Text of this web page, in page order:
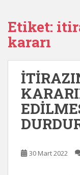
Etiket:
kararı
30 Mart 2022